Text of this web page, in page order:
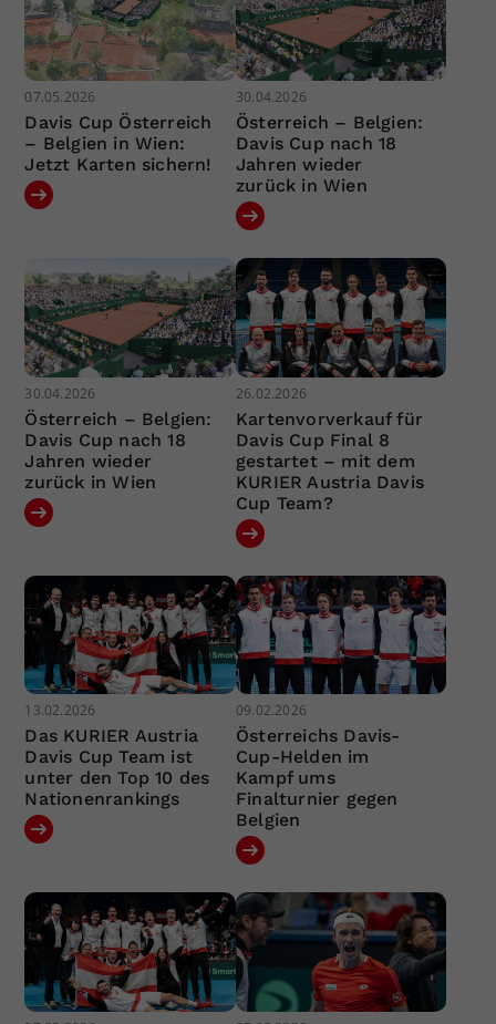
07.05.2026
Davis Cup Österreich
– Belgien in Wien:
Jetzt Karten sichern!
30.04.2026
Österreich – Belgien:
Davis Cup nach 18
Jahren wieder
zurück in Wien
30.04.2026
Österreich – Belgien:
Davis Cup nach 18
Jahren wieder
zurück in Wien
26.02.2026
Kartenvorverkauf für
Davis Cup Final 8
gestartet – mit dem
KURIER Austria Davis
Cup Team?
13.02.2026
Das KURIER Austria
Davis Cup Team ist
unter den Top 10 des
Nationenrankings
09.02.2026
Österreichs Davis-
Cup-Helden im
Kampf ums
Finalturnier gegen
Belgien